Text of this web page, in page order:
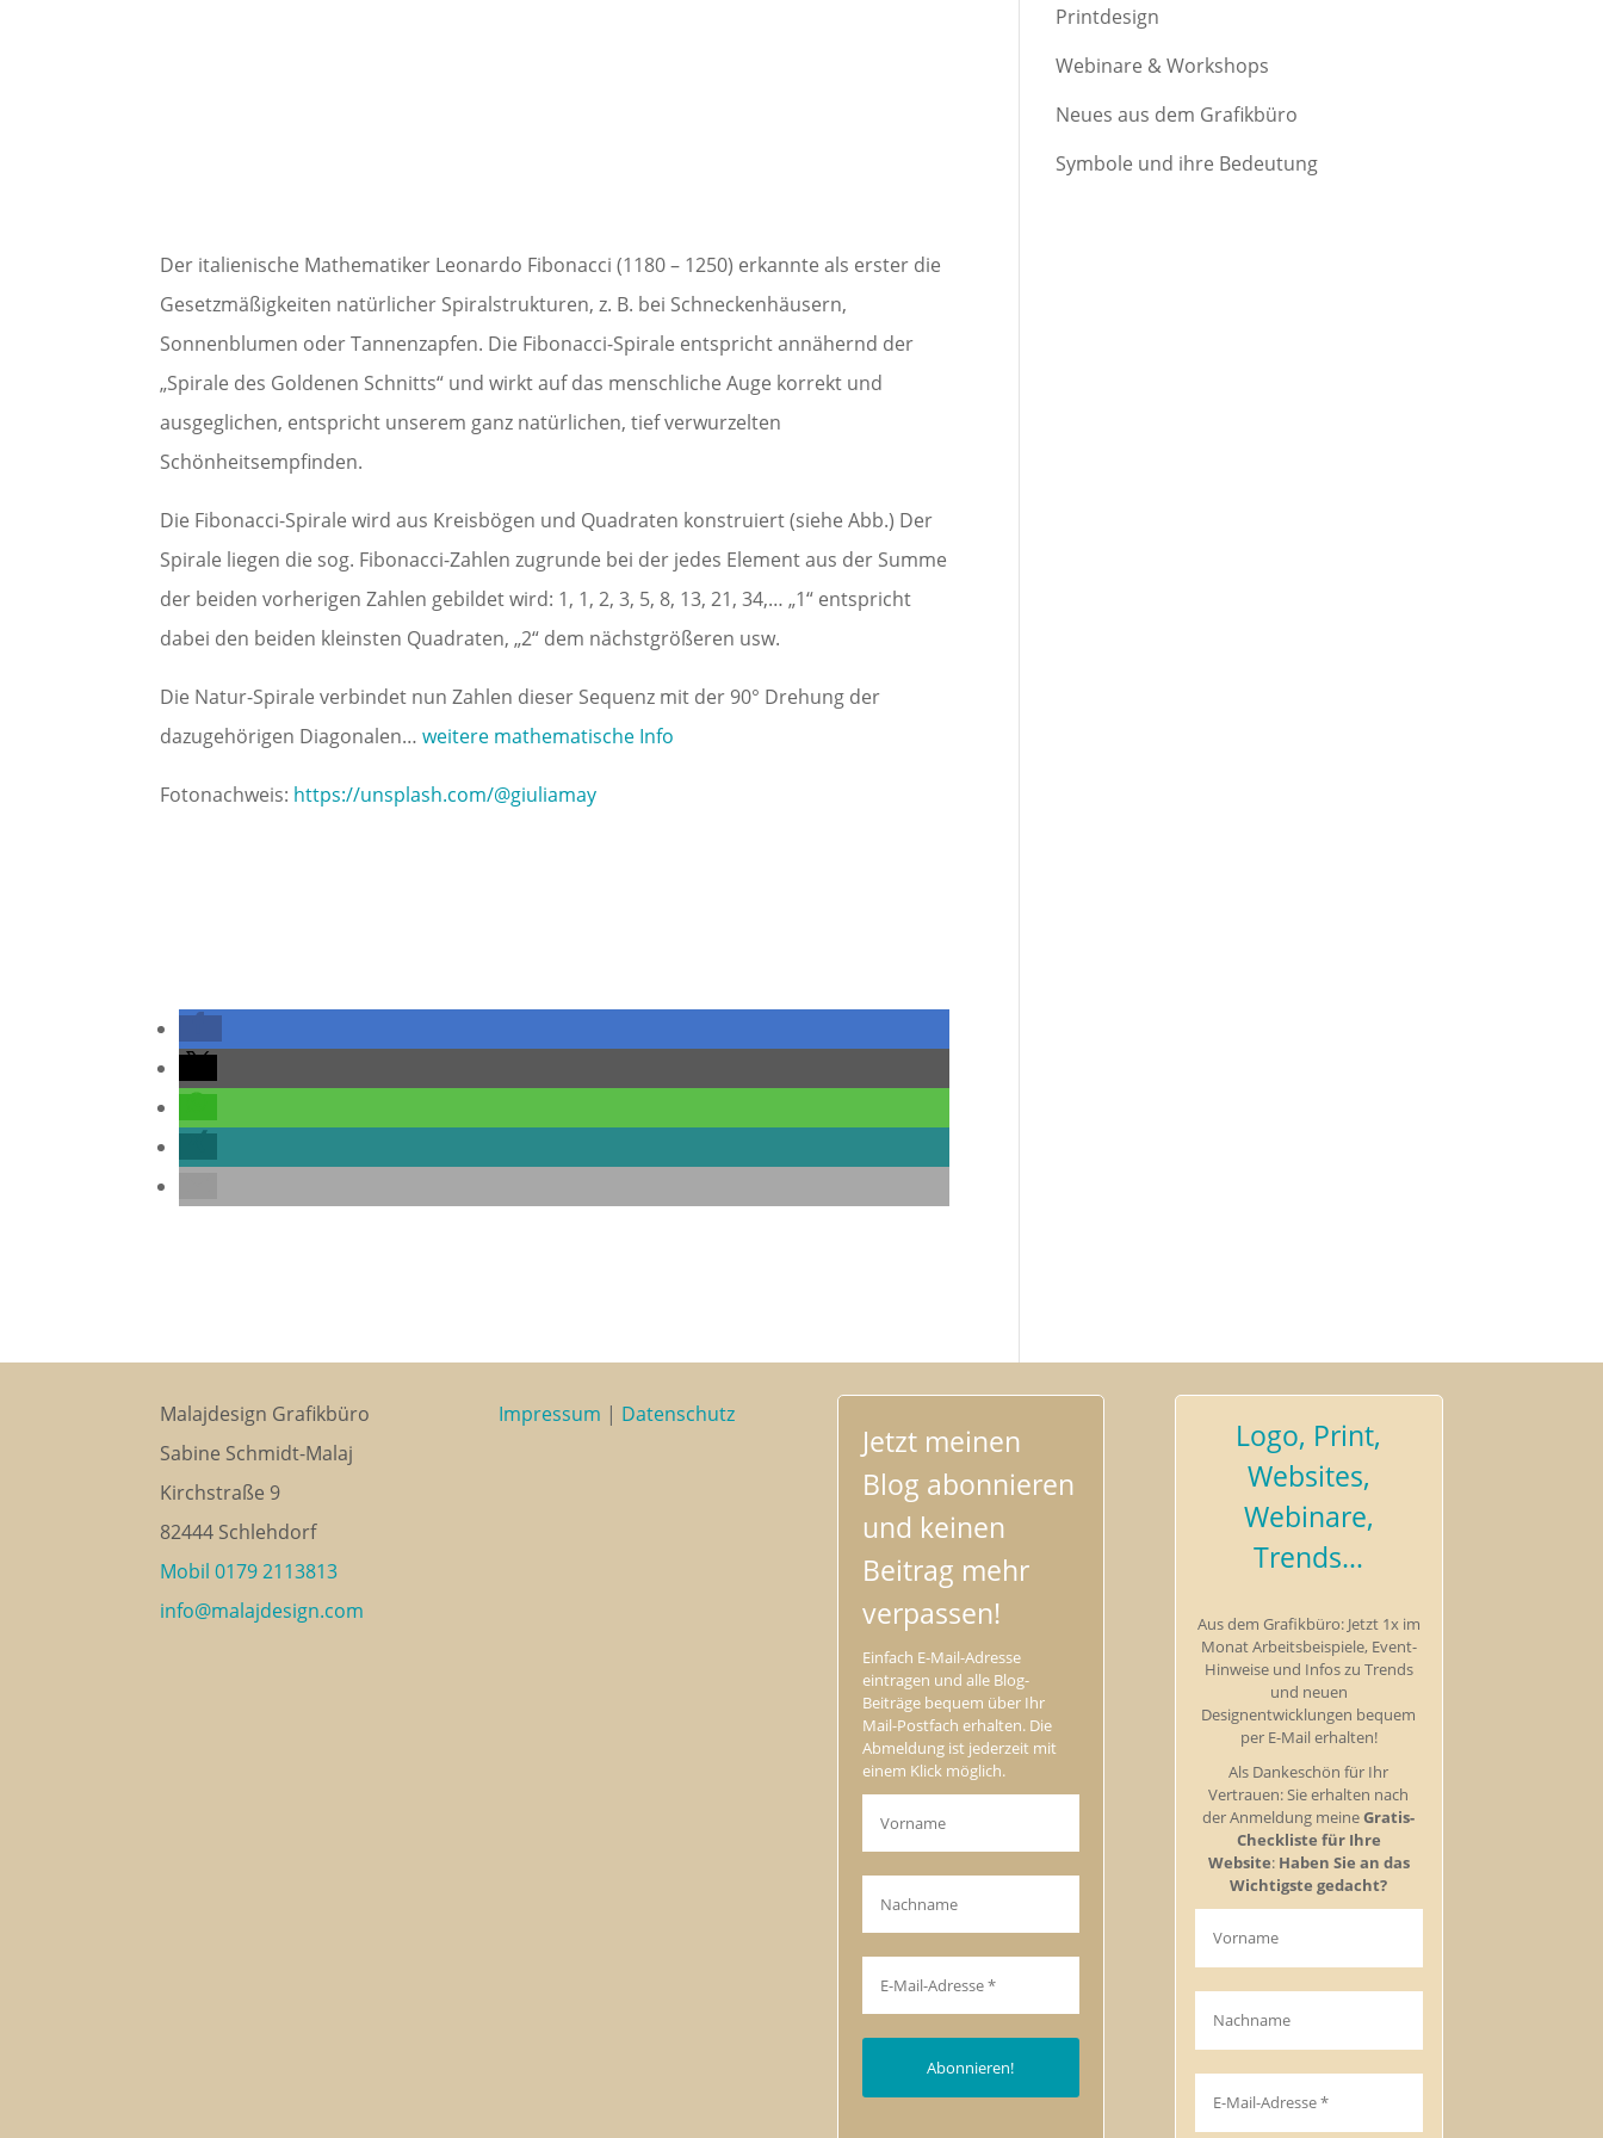
Der italienische Mathematiker Leonardo Fibonacci (1180 – 1250) erkannte als erster die
Gesetzmäßigkeiten natürlicher Spiralstrukturen, z. B. bei Schneckenhäusern,
Sonnenblumen oder Tannenzapfen. Die Fibonacci-Spirale entspricht annähernd der
„Spirale des Goldenen Schnitts“ und wirkt auf das menschliche Auge korrekt und
ausgeglichen, entspricht unserem ganz natürlichen, tief verwurzelten
Schönheitsempfinden.
Die Fibonacci-Spirale wird aus Kreisbögen und Quadraten konstruiert (siehe Abb.) Der
Spirale liegen die sog. Fibonacci-Zahlen zugrunde bei der jedes Element aus der Summe
der beiden vorherigen Zahlen gebildet wird: 1, 1, 2, 3, 5, 8, 13, 21, 34,… „1“ entspricht
dabei den beiden kleinsten Quadraten, „2“ dem nächstgrößeren usw.
Die Natur-Spirale verbindet nun Zahlen dieser Sequenz mit der 90° Drehung der
dazugehörigen Diagonalen…weitere mathematische Info
Fotonachweis: https://unsplash.com/@giuliamay
Printdesign
Webinare & Workshops
Neues aus dem Grafikbüro
Symbole und ihre Bedeutung
Malajdesign Grafikbüro
Sabine Schmidt-Malaj
Kirchstraße 9
82444 Schlehdorf
Mobil 0179 2113813
info@malajdesign.com
Impressum | Datenschutz
Jetzt meinen
Blog abonnieren
und keinen
Beitrag mehr
verpassen!
Einfach E-Mail-Adresse
eintragen und alle Blog-
Beiträge bequem über Ihr
Mail-Postfach erhalten. Die
Abmeldung ist jederzeit mit
einem Klick möglich.
Logo, Print,
Websites,
Webinare,
Trends…
Aus dem Grafikbüro: Jetzt 1x im
Monat Arbeitsbeispiele, Event-
Hinweise und Infos zu Trends
und neuen
Designentwicklungen bequem
per E-Mail erhalten!
Als Dankeschön für Ihr
Vertrauen: Sie erhalten nach
der Anmeldung meineGratis-
Checkliste für Ihre
Website: Haben Sie an das
Wichtigste gedacht?